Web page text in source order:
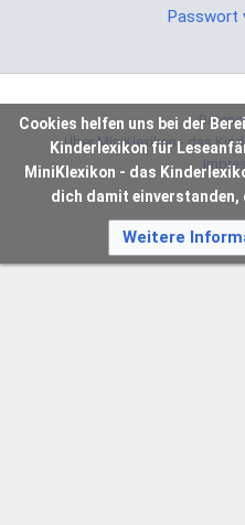
Passwort
Über MiniKlexikon - das
Cookies helfen uns bei der
Kinderlexikon für
MiniKlexikon - das
dich damit einverstanden,
Weitere